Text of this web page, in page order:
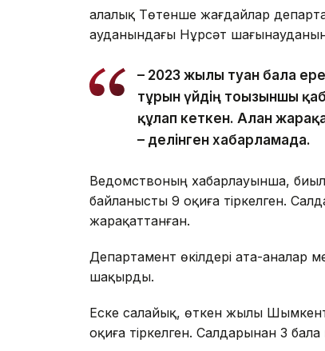
Қалалық Төтенше жағдайлар
ауданындағы Нұрсәт
– 2023 жылы туған бала
тұрғын үйдің тоғызыншы
құлап кеткен. Алған
– делінген хабарламада.
Ведомствоның хабарлауынша,
байланысты 9 оқиға тіркелген.
жарақаттанған.
Департамент өкілдері ата-аналар
шақырды.
Еске салайық, өткен жылы
оқиға тіркелген. Салдарынан 3 бала